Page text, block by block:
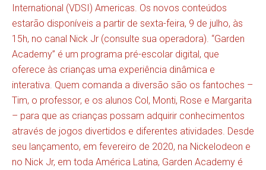
International (VDSI) Americas. Os novos conteúdos
estarão disponíveis a partir de sexta-feira, 9 de julho, às
15h, no canal Nick Jr (consulte sua operadora). “Garden
Academy” é um programa pré-escolar digital, que
oferece às crianças uma experiência dinâmica e
interativa. Quem comanda a diversão são os fantoches –
Tim, o professor, e os alunos Col, Monti, Rose e Margarita
– para que as crianças possam adquirir conhecimentos
através de jogos divertidos e diferentes atividades. Desde
seu lançamento, em fevereiro de 2020, na Nickelodeon e
no Nick Jr, em toda América Latina, Garden Academy é